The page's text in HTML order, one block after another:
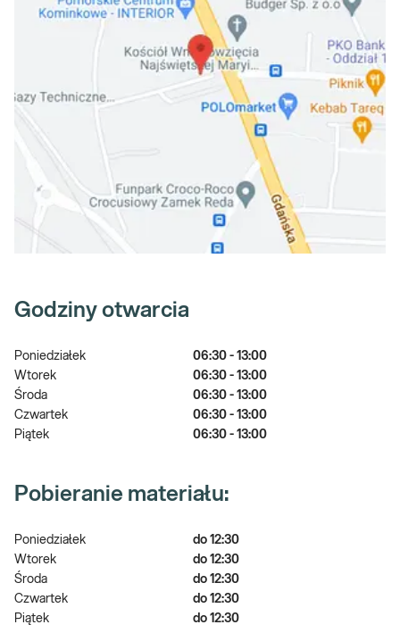
Godziny otwarcia
Poniedziałek
06:30 - 13:00
Wtorek
06:30 - 13:00
Środa
06:30 - 13:00
Czwartek
06:30 - 13:00
Piątek
06:30 - 13:00
Pobieranie materiału:
Poniedziałek
do 12:30
Wtorek
do 12:30
Środa
do 12:30
Czwartek
do 12:30
Piątek
do 12:30